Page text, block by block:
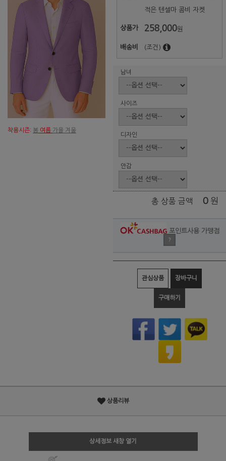
착용시즌: 봄 여름 가을 겨울
적은 텐셀마 콤비 자켓
상품가 258,000원
배송비 (조건)
남녀
사이즈
디자인
안감
총 상품 금액 0 원
포인트사용 가맹점
?
관심상품 장바구니
구매하기
상품리뷰
상세정보 새창 열기